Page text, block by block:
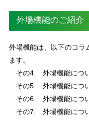
外場機能のご紹介
外場機能は、以下のコラ
ます。
その4. 外場機能につ
その5. 外場機能につ
その6. 外場機能につ
その7. 外場機能につ